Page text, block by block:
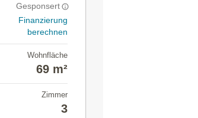
Gesponsert
Finanzierung
berechnen
Wohnfläche
69 m²
Zimmer
3